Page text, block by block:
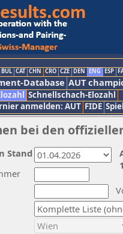
BUL CAT CHN CRO CZE DEN ENG ESP
Database AUT
Schnellschach-Elozahl
anmelden: AUT FIDE
bei den
Stand